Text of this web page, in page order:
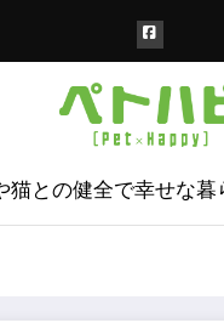
猫との健全で幸せな暮